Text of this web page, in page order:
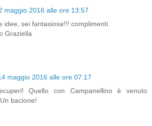
maggio 2016 alle ore 13:57
idee, sei fantasiosa!!! complimenti
Graziella
maggio 2016 alle ore 07:17
Quello con Campanellino è venuto
bacione!